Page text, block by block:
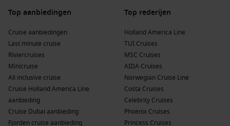
Top aanbiedingen
Cruise aanbiedingen
Last minute cruise
Riviercruises
Minicruise
All inclusive cruise
Cruise Holland America Line
aanbieding
Cruise Dubai aanbieding
Fjorden cruise aanbieding
Top rederijen
Holland America Line
TUI Cruises
MSC Cruises
AIDA Cruises
Norwegian Cruise Line
Costa Cruises
Celebrity Cruises
Phoenix Cruises
Princess Cruises